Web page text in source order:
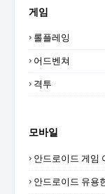
게임
롤플레잉
어드벤쳐
격투
모바일
안드로이드 게임
안드로이드 유용